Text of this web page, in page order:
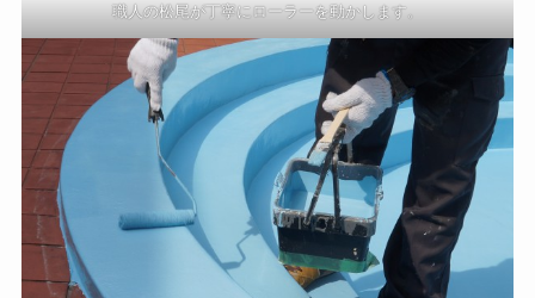
職人の松尾が丁寧にローラーを動かします。